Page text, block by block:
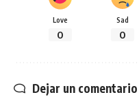
Love
0
Sad
0
Dejar un comentario